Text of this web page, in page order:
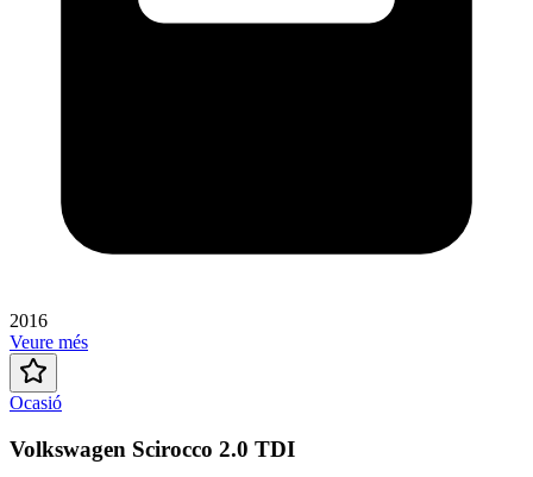
2016
Veure més
Ocasió
Volkswagen Scirocco 2.0 TDI